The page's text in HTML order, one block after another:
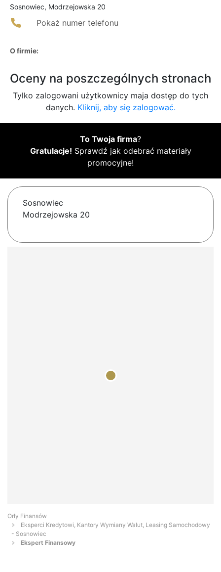
Sosnowiec, Modrzejowska 20
Pokaż numer telefonu
O firmie:
Oceny na poszczególnych stronach
Tylko zalogowani użytkownicy maja dostęp do tych
danych. Kliknij, aby się zalogować.
To Twoja firma?
Gratulacje! Sprawdź jak odebrać materiały
promocyjne!
Sosnowiec
Modrzejowska 20
Orły Finansów
Eksperci Kredytowi, Kantory Wymiany Walut, Leasing Samochodowy
- Sosnowiec
Ekspert Finansowy